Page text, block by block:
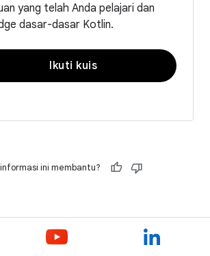
yang telah Anda pelajari dan
dasar-dasar Kotlin.
Ikuti kuis
ini membantu?